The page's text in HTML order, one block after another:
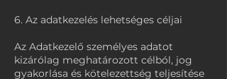
6. Az adatkezelés lehetséges céljai
Az Adatkezelő személyes adatot
kizárólag meghatározott célból, jog
gyakorlása és kötelezettség teljesítése